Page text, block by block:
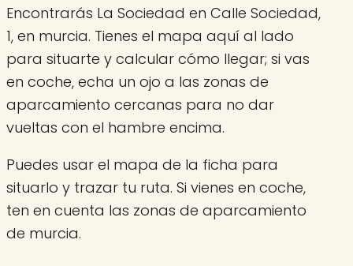
Encontrarás La Sociedad en Calle Sociedad,
1, en murcia. Tienes el mapa aquí al lado
para situarte y calcular cómo llegar; si vas
en coche, echa un ojo a las zonas de
aparcamiento cercanas para no dar
vueltas con el hambre encima.
Puedes usar el mapa de la ficha para
situarlo y trazar tu ruta. Si vienes en coche,
ten en cuenta las zonas de aparcamiento
de murcia.